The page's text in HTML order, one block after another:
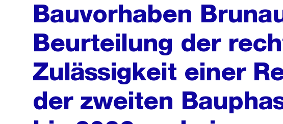
Bauvorhaben
Beurteilung der
Zulässigkeit einer
der zweiten